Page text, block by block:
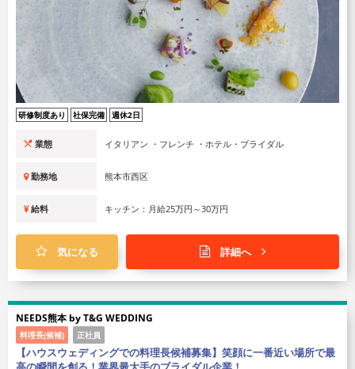
研修制度あり 社保完備 週休2日
業態 イタリアン ・フレンチ ・ホテル・ブライダル
勤務地 熊本市西区
給料 キッチン：月給25万円～30万円
気になる 詳細へ
NEEDS熊本 by T&G WEDDING
料理長(候補) 正社員
【ハウスウェディングでの料理長候補募集】笑顔に一番近い場所で最